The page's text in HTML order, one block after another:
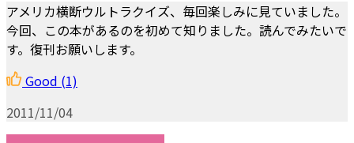
アメリカ横断ウルトラクイズ、毎回楽しみに見ていました。
今回、この本があるのを初めて知りました。読んでみたいで
す。復刊お願いします。
Good (1)
2011/11/04